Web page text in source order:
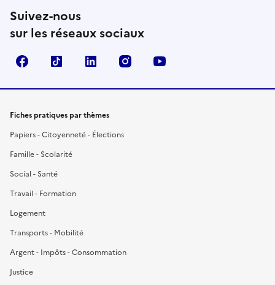
Suivez-nous
sur les réseaux sociaux
FacebookTikTok LinkedIn Instagram
Fiches pratiques par thèmes
Papiers - Citoyenneté - Élections
Famille - Scolarité
Social - Santé
Travail - Formation
Logement
Transports - Mobilité
Argent - Impôts - Consommation
Justice